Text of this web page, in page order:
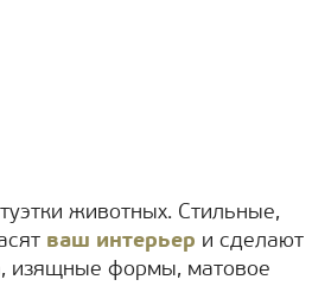
животных. Стильные,
ваш интерьер и сделают
изящные формы, матовое